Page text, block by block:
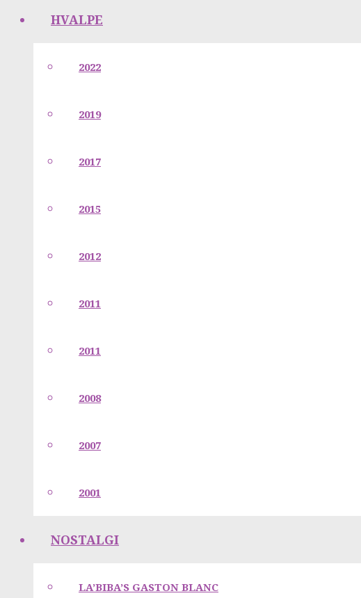
HVALPE
2022
2019
2017
2015
2012
2011
2011
2008
2007
2001
NOSTALGI
LA’BIBA’S GASTON BLANC